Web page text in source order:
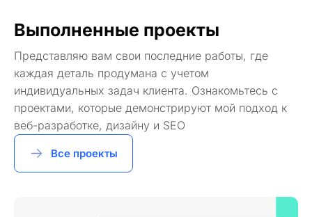
Выполненные проекты
Представляю вам свои последние работы, где
каждая деталь продумана с учетом
индивидуальных задач клиента. Ознакомьтесь с
проектами, которые демонстрируют мой подход к
веб-разработке, дизайну и SEO
Все проекты